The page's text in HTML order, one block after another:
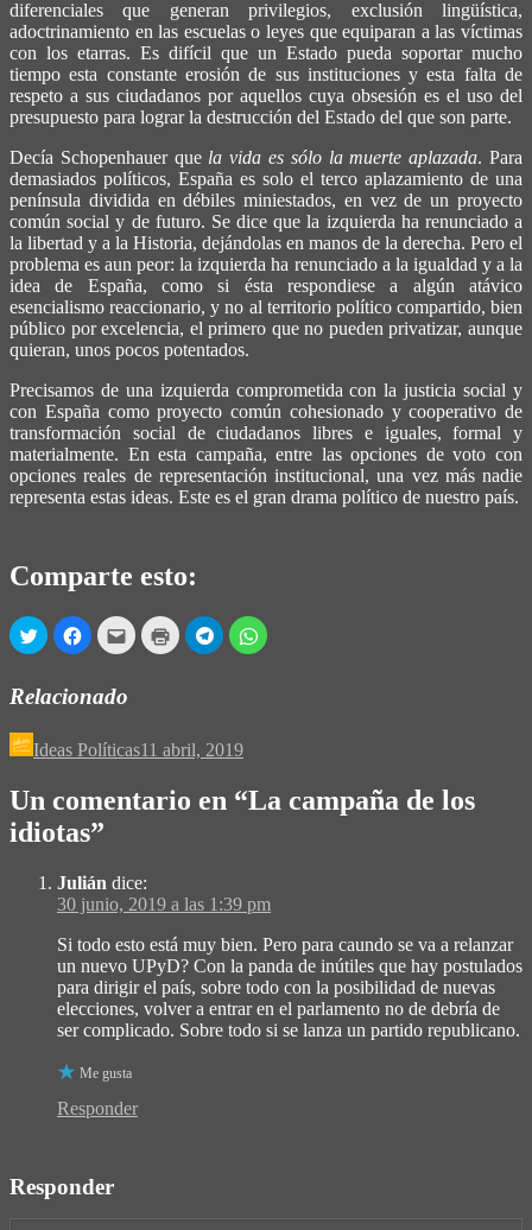
diferenciales que generan privilegios, exclusión lingüística,
adoctrinamiento en las escuelas o leyes que equiparan a las víctimas
con los etarras. Es difícil que un Estado pueda soportar mucho
tiempo esta constante erosión de sus instituciones y esta falta de
respeto a sus ciudadanos por aquellos cuya obsesión es el uso del
presupuesto para lograr la destrucción del Estado del que son parte.
Decía Schopenhauer que la vida es sólo la muerte aplazada. Para
demasiados políticos, España es solo el terco aplazamiento de una
península dividida en débiles miniestados, en vez de un proyecto
común social y de futuro. Se dice que la izquierda ha renunciado a
la libertad y a la Historia, dejándolas en manos de la derecha. Pero el
problema es aun peor: la izquierda ha renunciado a la igualdad y a la
idea de España, como si ésta respondiese a algún atávico
esencialismo reaccionario, y no al territorio político compartido, bien
público por excelencia, el primero que no pueden privatizar, aunque
quieran, unos pocos potentados.
Precisamos de una izquierda comprometida con la justicia social y
con España como proyecto común cohesionado y cooperativo de
transformación social de ciudadanos libres e iguales, formal y
materialmente. En esta campaña, entre las opciones de voto con
opciones reales de representación institucional, una vez más nadie
representa estas ideas. Este es el gran drama político de nuestro país.
Comparte esto:
Haz
clic
para
en
Twitter
en
una
Haz
clic
para
Facebook
en
una
Haz
clic
para
un
amigo
en
una
Haz
clic
para
ventana
nueva)
Haz
clic
para
en
una
nueva)
Haz
clic
Relacionado
Ideas Políticas11 abril, 2019
Un comentario en “La campaña de los
idiotas”
Julián dice:
30 junio, 2019 a las 1:39 pm
Si todo esto está muy bien. Pero para caundo se va a relanzar
un nuevo UPyD? Con la panda de inútiles que hay postulados
para dirigir el país, sobre todo con la posibilidad de nuevas
elecciones, volver a entrar en el parlamento no de debría de
ser complicado. Sobre todo si se lanza un partido republicano.
Me gusta
Responder
Responder